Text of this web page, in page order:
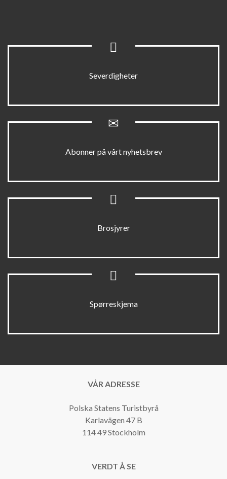
Severdigheter
Abonner på vårt nyhetsbrev
Brosjyrer
Spørreskjema
VÅR ADRESSE
Polska Statens Turistbyrå
Karlavägen 47 B
114 49 Stockholm
VERDT Å SE